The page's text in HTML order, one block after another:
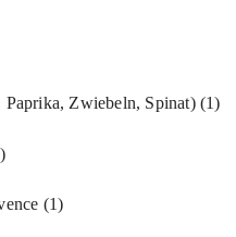
Paprika, Zwiebeln, Spinat)(1)
(1)